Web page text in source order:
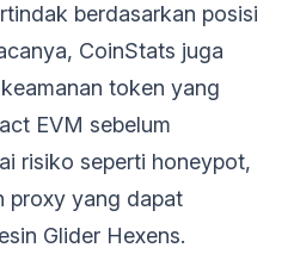
berdasarkan posisi
CoinStats juga
token yang
EVM sebelum
risiko seperti honeypot,
proxy yang dapat
Glider Hexens.